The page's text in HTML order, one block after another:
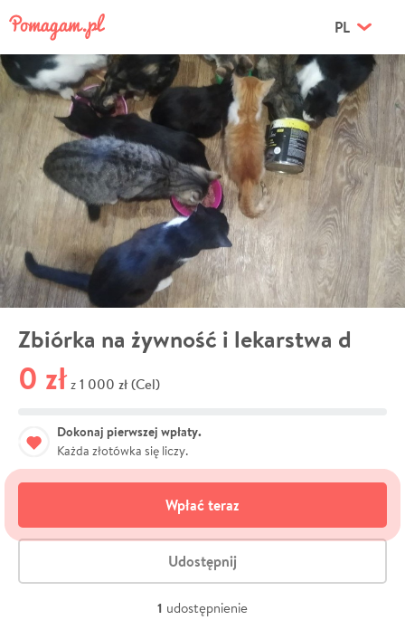
PL
Zbiórka na żywność i lekarstwa d
0 zł z 1 000 zł (Cel)
Dokonaj pierwszej wpłaty.
Każda złotówka się liczy.
Wpłać teraz
Udostępnij
1 udostępnienie